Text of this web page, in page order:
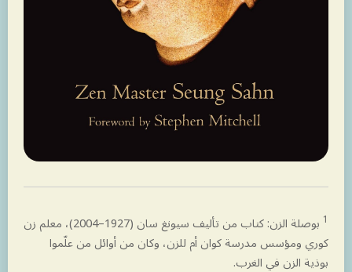
1
بوصلة الزن: كتاب من تأليف سيونغ سان (1927–2004)، معلم زن
كوري ومؤسس مدرسة كوان أم للزن، وكان من أوائل من علّموا
بوذية الزن في الغرب.